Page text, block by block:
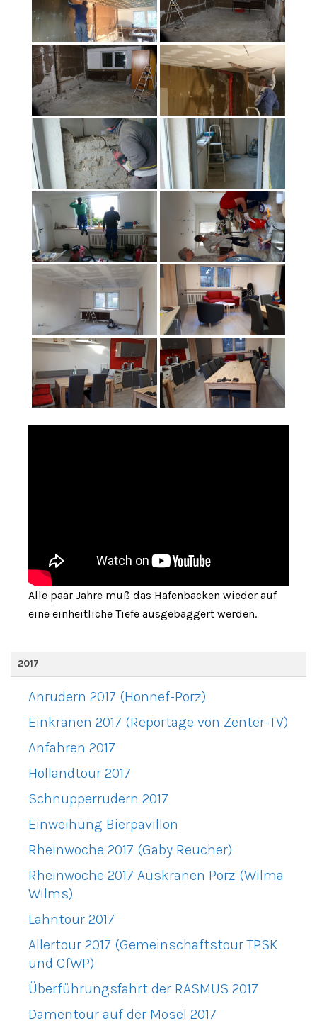
Alle paar Jahre muß das Hafenbacken wieder auf
eine einheitliche Tiefe ausgebaggert werden.
2017
Anrudern 2017 (Honnef-Porz)
Einkranen 2017 (Reportage von Zenter-TV)
Anfahren 2017
Hollandtour 2017
Schnupperrudern 2017
Einweihung Bierpavillon
Rheinwoche 2017 (Gaby Reucher)
Rheinwoche 2017 Auskranen Porz (Wilma
Wilms)
Lahntour 2017
Allertour 2017 (Gemeinschaftstour TPSK
und CfWP)
Überführungsfahrt der RASMUS 2017
Damentour auf der Mosel 2017